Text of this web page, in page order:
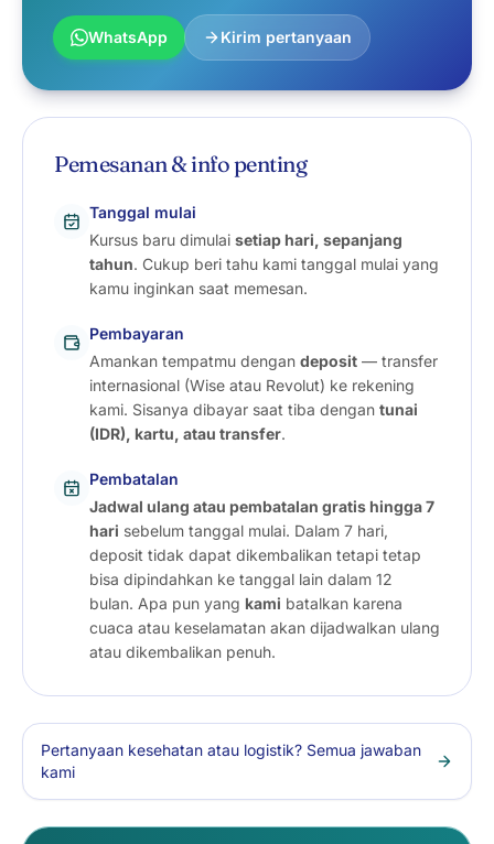
WhatsApp Kirim pertanyaan
Pemesanan & info penting
Tanggal mulai
Kursus baru dimulai setiap hari, sepanjang
tahun. Cukup beri tahu kami tanggal mulai yang
kamu inginkan saat memesan.
Pembayaran
Amankan tempatmu dengan deposit — transfer
internasional (Wise atau Revolut) ke rekening
kami. Sisanya dibayar saat tiba dengan tunai
(IDR), kartu, atau transfer.
Pembatalan
Jadwal ulang atau pembatalan gratis hingga 7
hari sebelum tanggal mulai. Dalam 7 hari,
deposit tidak dapat dikembalikan tetapi tetap
bisa dipindahkan ke tanggal lain dalam 12
bulan. Apa pun yang kami batalkan karena
cuaca atau keselamatan akan dijadwalkan ulang
atau dikembalikan penuh.
Pertanyaan kesehatan atau logistik? Semua jawaban
kami